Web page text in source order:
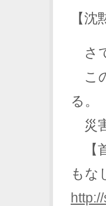
【沈
さ
こ
る。
災
【
もな